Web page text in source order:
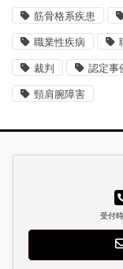
筋骨格系疾患
職業性疾病
裁判 認定事
頸肩腕障害
受付